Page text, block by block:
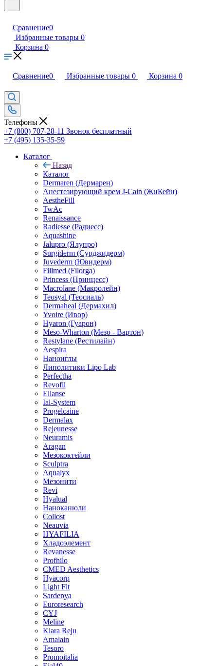
Сравнение
Корзина 0
Сравнение
Телефоны
+7 (800) 707-28-11 Звонок бесплатный
+7 (495) 135-35-59
Каталог
Назад
Каталог
Dermaren (Дермарен)
Анестезирующий крем J-Cain (ЖиКейн)
AestheFill
TwAc
Renaissance
Radiesse (Радиесс)
Aquashine
Jalupro (Ялупро)
Surgiderm (Сурджидерм)
Juvederm (Ювидерм)
Fillmed (Filorga)
Princess (Принцесс)
Macrolane (Макролейн)
Teosyal (Теосиаль)
Dermaheal (Дермахил)
Yvoire (Ивор)
Hyaron (Гуарон)
Meso-Wharton (Мезо - Вартон)
Restylane (Рестилайн)
Aespira
Наноиглы
Липолитики Lipo Lab
Perfectha
Revofil
Ellanse
Ial-System
Progelcaine
Dermalax
Rejeunesse
Neuramis
Aragan
Мезококтейли
Sculptra
Aqualyx
Мезонити
Revi
Hyalual
Наноканюли
Collost
Neauvia
HYAFILIA
Хладоэлемент
Revanesse
Profhilo
CMED Aesthetics
Hyacorp
Light Fit
Sardenya
Euroresearch
CYJ
Meline
Kiara Reju